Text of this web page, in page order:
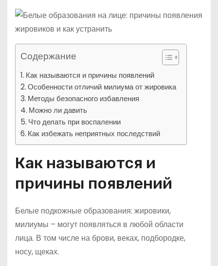
Содержание
Как называются и причины появлений
Особенности отличий милиума от жировика
Методы безопасного избавления
Можно ли давить
Что делать при воспалении
Как избежать неприятных последствий
Как называются и
причины появлений
Белые подкожные образования: жировики,
милиумы – могут появляться в любой области
лица. В том числе на брови, веках, подбородке,
носу, щеках.